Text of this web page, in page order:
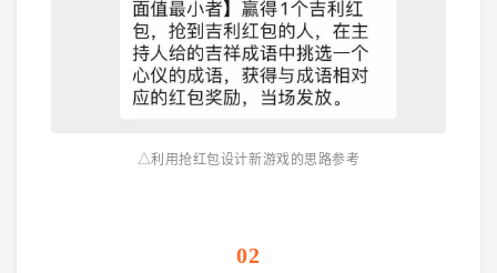
△利用抢红包设计新游戏的思路参考
02